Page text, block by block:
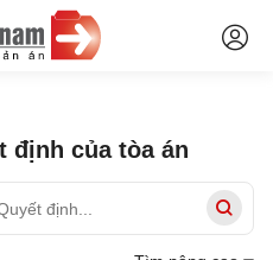
định của tòa án